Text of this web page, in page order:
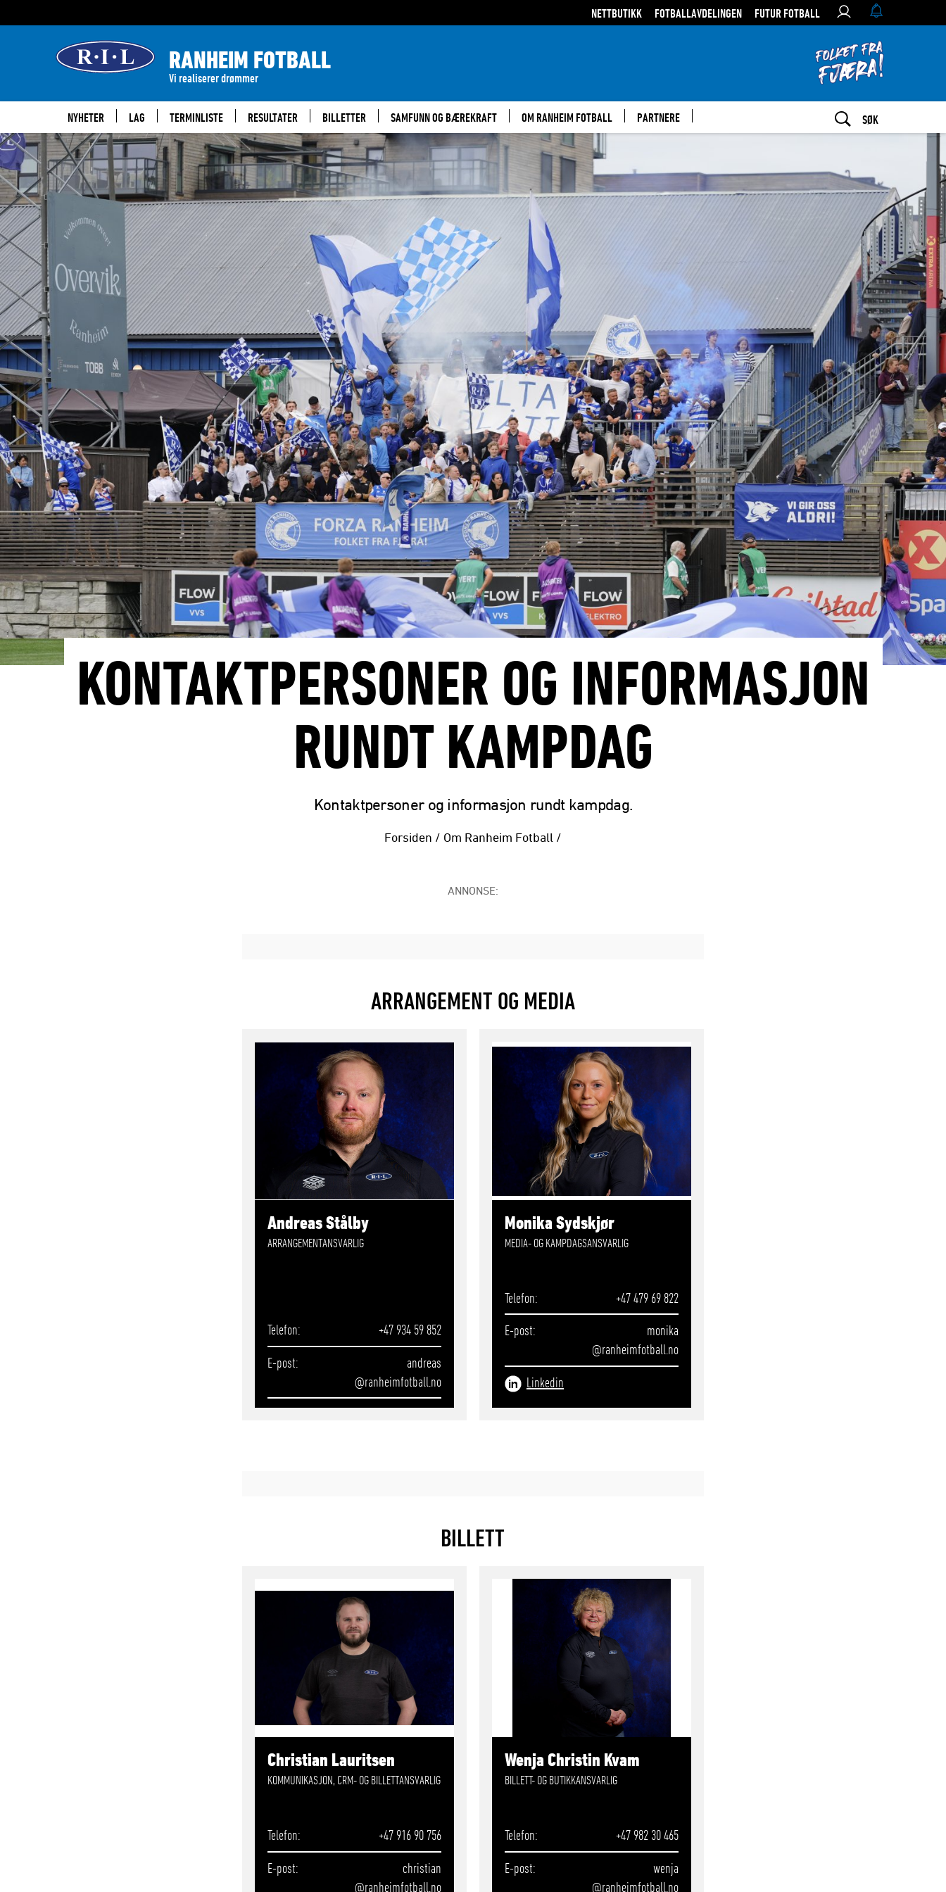
NETTBUTIKK FOTBALLAVDELINGEN FUTUR FOTBALL
RANHEIM FOTBALL
Vi realiserer drømmer
NYHETER LAG TERMINLISTE RESULTATER BILLETTER SAMFUNN OG BÆREKRAFT OM RANHEIM FOTBALL PARTNERE SØK
KONTAKTPERSONER OG INFORMASJON
RUNDT KAMPDAG
Kontaktpersoner og informasjon rundt kampdag.
Forsiden / Om Ranheim Fotball /
ANNONSE:
ARRANGEMENT OG MEDIA
Andreas Stålby
ARRANGEMENTANSVARLIG
Telefon +47 ‭934 59 852‬
E-post
andreas
@ranheimfotball.no
Monika Sydskjør
MEDIA- OG KAMPDAGSANSVARLIG
Telefon +47 479 69 822
E-post
monika
@ranheimfotball.no
Linkedin
BILLETT
Christian Lauritsen
KOMMUNIKASJON, CRM- OG BILLETTANSVARLIG
Telefon +47 916 90 756
E-post
christian
@ranheimfotball.no
Wenja Christin Kvam
BILLETT- OG BUTIKKANSVARLIG
Telefon +47 982 30 465
E-post
wenja
@ranheimfotball.no